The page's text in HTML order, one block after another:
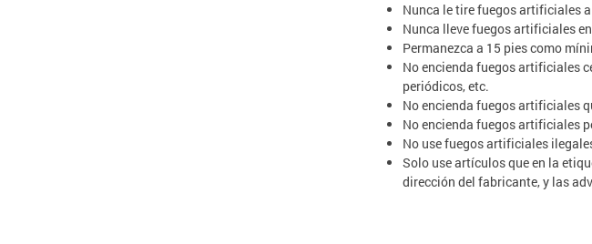
Nunca le tire fuegos artificiales
Nunca lleve fuegos artificiales
Permanezca a 15 pies como
No encienda fuegos artificiales
periódicos, etc.
No encienda fuegos artificiales
No encienda fuegos artificiales
No use fuegos artificiales
Solo use artículos que en la
dirección del fabricante, y las